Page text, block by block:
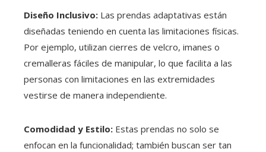
Diseño Inclusivo: Las prendas adaptativas están
diseñadas teniendo en cuenta las limitaciones físicas.
Por ejemplo, utilizan cierres de velcro, imanes o
cremalleras fáciles de manipular, lo que facilita a las
personas con limitaciones en las extremidades
vestirse de manera independiente.
Comodidad y Estilo: Estas prendas no solo se
enfocan en la funcionalidad; también buscan ser tan